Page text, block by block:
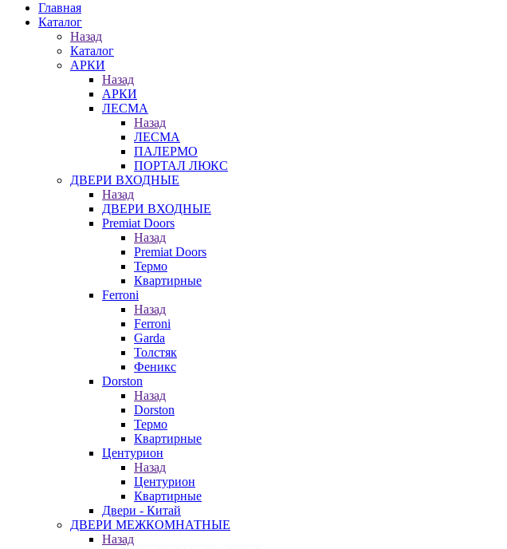
Главная
Каталог
Назад
Каталог
АРКИ
Назад
АРКИ
ЛЕСМА
Назад
ЛЕСМА
ПАЛЕРМО
ПОРТАЛ ЛЮКС
ДВЕРИ ВХОДНЫЕ
Назад
ДВЕРИ ВХОДНЫЕ
Premiat Doors
Назад
Premiat Doors
Термо
Квартирные
Ferroni
Назад
Ferroni
Garda
Толстяк
Феникс
Dorston
Назад
Dorston
Термо
Квартирные
Центурион
Назад
Центурион
Квартирные
Двери - Китай
ДВЕРИ МЕЖКОМНАТНЫЕ
Назад